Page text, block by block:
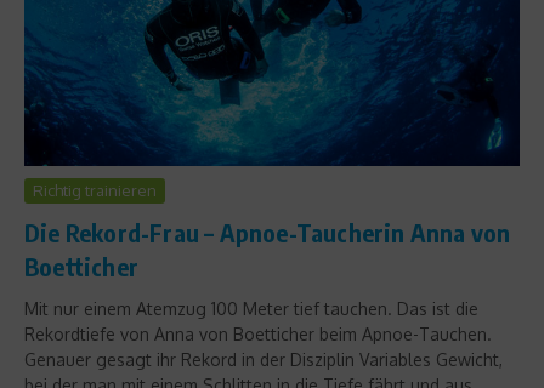
Richtig trainieren
Die Rekord-Frau – Apnoe-Taucherin Anna von
Boetticher
Mit nur einem Atemzug 100 Meter tief tauchen. Das ist die
Rekordtiefe von Anna von Boetticher beim Apnoe-Tauchen.
Genauer gesagt ihr Rekord in der Disziplin Variables Gewicht,